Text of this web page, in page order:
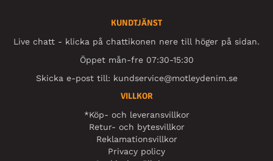
KUNDTJÄNST
Live chatt - klicka på chattikonen nere till höger på sidan.
Öppet mån-fre 07:30-15:30
Skicka e-post till: kundservice@motleydenim.se
VILLKOR
*Köp- och leveransvillkor
Retur- och bytesvillkor
Reklamationsvillkor
Privacy policy